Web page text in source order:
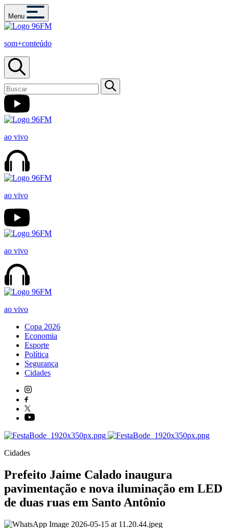
Menu
som+conteúdo
ao vivo
ao vivo
ao vivo
ao vivo
Copa 2026
Economia
Esporte
Política
Segurança
Cidades
Cidades
Prefeito Jaime Calado inaugura
pavimentação e nova iluminação em LED
de duas ruas em Santo Antônio